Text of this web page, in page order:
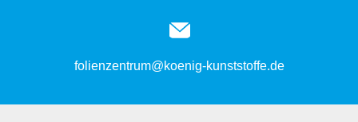
folienzentrum@koenig-kunststoffe.de